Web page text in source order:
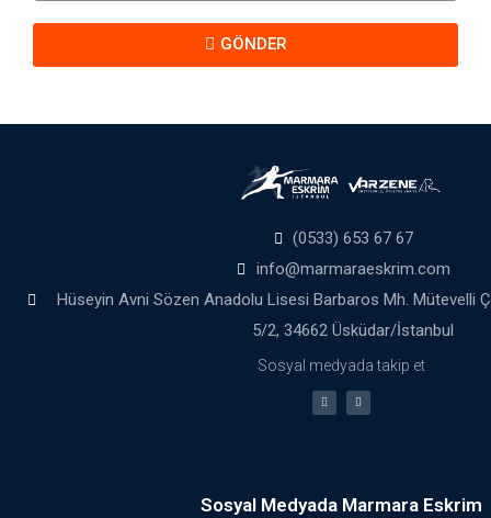
GÖNDER
(0533) 653 67 67
info@marmaraeskrim.com
Hüseyin Avni Sözen Anadolu Lisesi Barbaros Mh. Mütevelli
5/2, 34662 Üsküdar/İstanbul
Sosyal medyada takip et
Sosyal Medyada Marmara Eskrim